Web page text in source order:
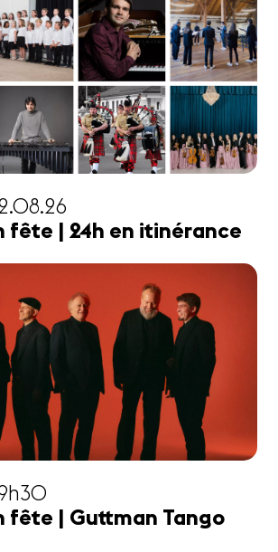
fête | 24h en itinérance
fête | Guttman Tango